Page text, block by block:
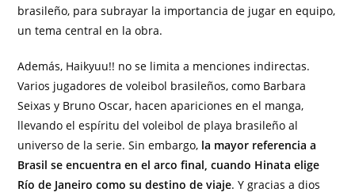
brasileño, para subrayar la importancia de jugar en equipo,
un tema central en la obra.
Además, Haikyuu!! no se limita a menciones indirectas.
Varios jugadores de voleibol brasileños, como Barbara
Seixas y Bruno Oscar, hacen apariciones en el manga,
llevando el espíritu del voleibol de playa brasileño al
universo de la serie. Sin embargo, la mayor referencia a
Brasil se encuentra en el arco final, cuando Hinata elige
Río de Janeiro como su destino de viaje. Y gracias a dios